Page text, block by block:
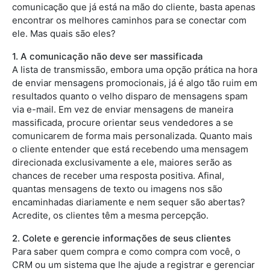
comunicação que já está na mão do cliente, basta apenas
encontrar os melhores caminhos para se conectar com
ele. Mas quais são eles?
1. A comunicação não deve ser massificada
A lista de transmissão, embora uma opção prática na hora
de enviar mensagens promocionais, já é algo tão ruim em
resultados quanto o velho disparo de mensagens spam
via e-mail. Em vez de enviar mensagens de maneira
massificada, procure orientar seus vendedores a se
comunicarem de forma mais personalizada. Quanto mais
o cliente entender que está recebendo uma mensagem
direcionada exclusivamente a ele, maiores serão as
chances de receber uma resposta positiva. Afinal,
quantas mensagens de texto ou imagens nos são
encaminhadas diariamente e nem sequer são abertas?
Acredite, os clientes têm a mesma percepção.
2. Colete e gerencie informações de seus clientes
Para saber quem compra e como compra com você, o
CRM ou um sistema que lhe ajude a registrar e gerenciar